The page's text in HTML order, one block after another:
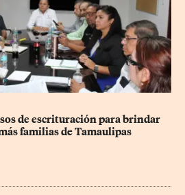
de escrituración para brindar
familias de Tamaulipas